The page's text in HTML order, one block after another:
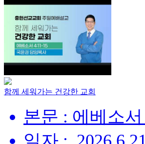
함께 세워가는 건강한 교회
본문 : 에베소서